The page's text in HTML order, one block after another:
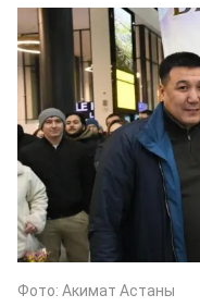
Фото: Акимат Астаны